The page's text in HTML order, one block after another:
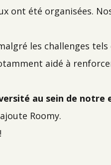
ont été organisées.
les challenges tels
aidé à
au sein de notre
Roomy.